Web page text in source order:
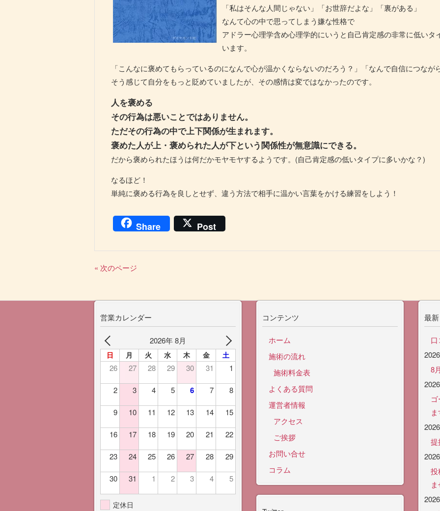
「私はそんな人間じゃない」「お世辞だよな」「裏がある」
なんて心の中で思ってしまう嫌な性格で
アドラー心理学含め心理学的にいうと自己肯定感の非常に低いタ
います。
「こんなに褒めてもらっているのになんで心が温かくならないのだろう？」「なんで自信につなが
そう感じて自分をもっと貶めていましたが、その感情は変ではなかったのです。
人を褒める
その行為は悪いことではありません。
ただその行為の中で上下関係が生まれます。
褒めた人が上・褒められた人が下という関係性が無意識にできる。
だから褒められたほうは何だかモヤモヤするようです。(自己肯定感の低いタイプに多いかな？)
なるほど！
単純に褒める行為を良しとせず、違う方法で相手に温かい言葉をかける練習をしよう！
Share Post
« 次のページ
営業カレンダー
2026年 8月
日 月 火 水 木 金 土
26 27 28 29 30 31 1
2 3 4 5 6 7 8
9 10 11 12 13 14 15
16 17 18 19 20 21 22
23 24 25 26 27 28 29
30 31 1 2 3 4 5
定休日
コンテンツ
ホーム
施術の流れ
施術料金表
よくある質問
運営者情報
アクセス
ご挨拶
お問い合せ
コラム
最
8
提
投